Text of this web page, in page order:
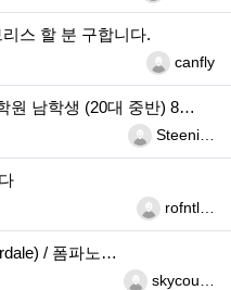
스 할 분 구합니다.
등록자canfly
원 남학생 (20대 중반) 8…
등록자Steeni…
등록자rofntl…
/ 폼파노…
등록자skycou…